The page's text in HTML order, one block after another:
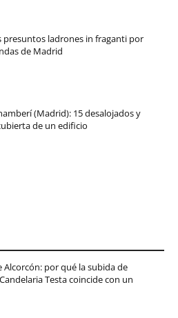
presuntos ladrones in fraganti por
de Madrid
(Madrid): 15 desalojados y
de un edificio
Alcorcón: por qué la subida de
Testa coincide con un